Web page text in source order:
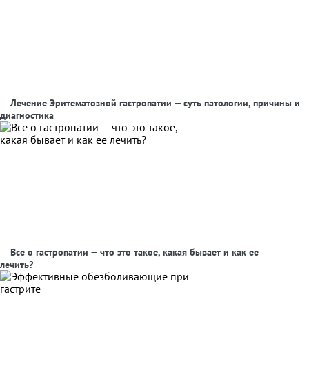
Лечение Эритематозной гастропатии — суть патологии, причины и
диагностика
Все о гастропатии — что это такое, какая бывает и как ее
лечить?